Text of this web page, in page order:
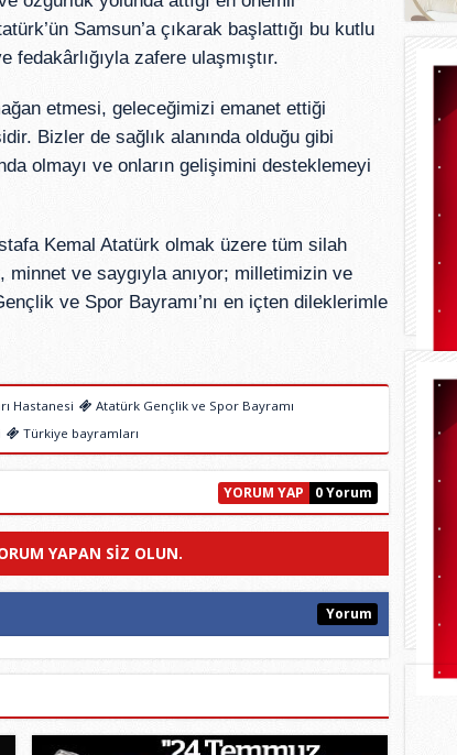
Samsun’a çıkarak başlattığı bu kutlu
fedakârlığıyla zafere ulaşmıştır.
etmesi, geleceğimizi emanet ettiği
Bizler de sağlık alanında olduğu gibi
olmayı ve onların gelişimini desteklemeyi
Kemal Atatürk olmak üzere tüm silah
ve saygıyla anıyor; milletimizin ve
ve Spor Bayramı’nı en içten dileklerimle
Hastanesi
Atatürk Gençlik ve Spor Bayramı
Türkiye bayramları
0 Yorum
YORUM YAP
YAPAN SIZ OLUN.
Yorum